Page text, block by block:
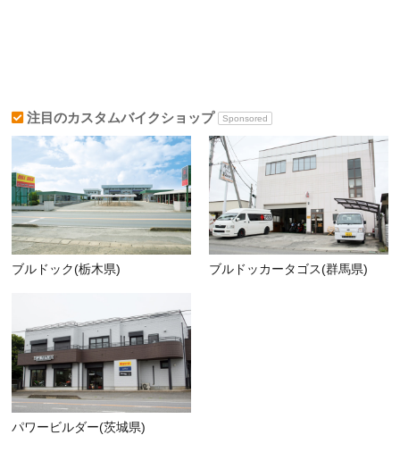
注目のカスタムバイクショップ Sponsored
ブルドック(栃木県) ブルドッカータゴス(群馬県)
パワービルダー(茨城県)